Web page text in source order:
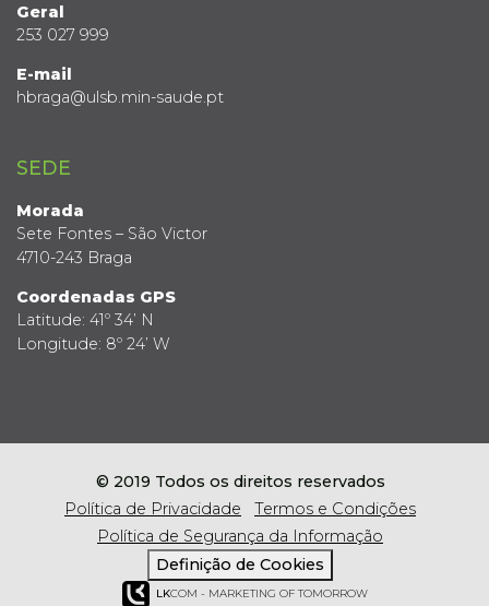
Geral
253 027 999
E-mail
hbraga@ulsb.min-saude.pt
SEDE
Morada
Sete Fontes – São Victor
4710-243 Braga
Coordenadas GPS
Latitude: 41º 34’ N
Longitude: 8º 24’ W
© 2019 Todos os direitos reservados
Política de Privacidade
Termos e Condições
Política de Segurança da Informação
Definição de Cookies
LKCOM - MARKETING OF TOMORROW